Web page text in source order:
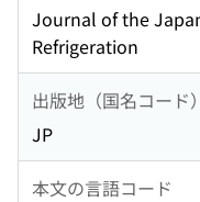
Journal of the
Refrigeration
出版地（国名コード）
JP
本文の言語コード